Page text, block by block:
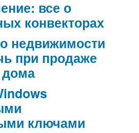
все о
конвекторах
недвижимости
при продаже
дома
ключами